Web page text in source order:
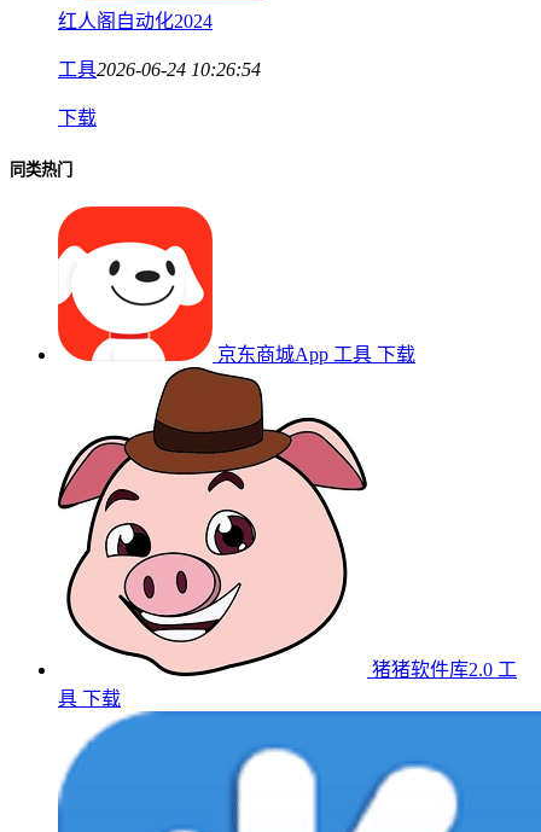
红人阁自动化2024
工具2026-06-24 10:26:54
下载
同类热门
京东商城App 工具 下载
猪猪软件库2.0 工
具 下载